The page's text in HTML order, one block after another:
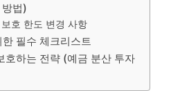
법)
호 한도 변경 사항
필수 체크리스트
호하는 전략 (예금 분산 투자